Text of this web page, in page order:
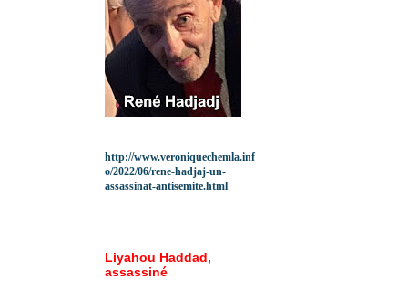
http://www.veroniquechemla.inf
o/2022/06/rene-hadjaj-un-
assassinat-antisemite.html
Liyahou Haddad,
assassiné